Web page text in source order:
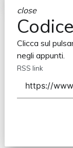
close
Clicca sul
negli appunti.
RSS link